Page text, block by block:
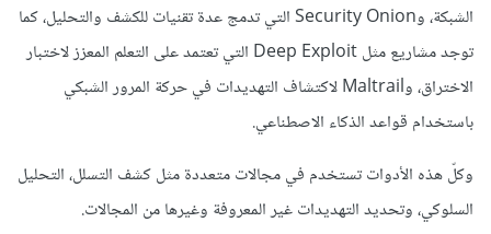
الشبكة، وSecurity Onion التي تدمج عدة تقنيات للكشف والتحليل، كما
توجد مشاريع مثل Deep Exploit التي تعتمد على التعلم المعزز لاختبار
الاختراق، وMaltrail لاكتشاف التهديدات في حركة المرور الشبكي
باستخدام قواعد الذكاء الاصطناعي.
وكلّ هذه الأدوات تستخدم في مجالات متعددة مثل كشف التسلل، التحليل
السلوكي، وتحديد التهديدات غير المعروفة وغيرها من المجالات.